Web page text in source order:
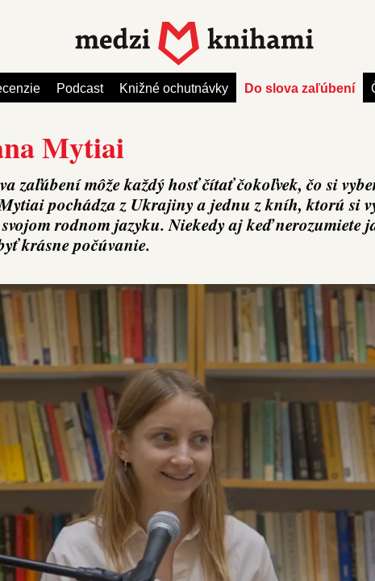
Podcast Knižné ochutnávky Do slova zaľúbení
Mytiai
zaľúbení môže každý hosť čítať čokoľvek, čo si
pochádza z Ukrajiny a jednu z kníh, ktorú si
rodnom jazyku. Niekedy aj keď nerozumiete
krásne počúvanie.